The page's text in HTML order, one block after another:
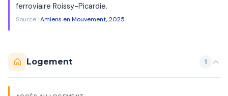
ferroviaire Roissy-Picardie.
Source :Amiens en Mouvement, 2025
Logement 1